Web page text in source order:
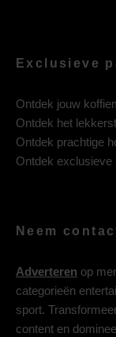
Exclusieve
Ontdek jouw
Ontdek het
Ontdek prachtige
Ontdek exclusieve
Neem
Adverteren op
categorieën
sport.
content en